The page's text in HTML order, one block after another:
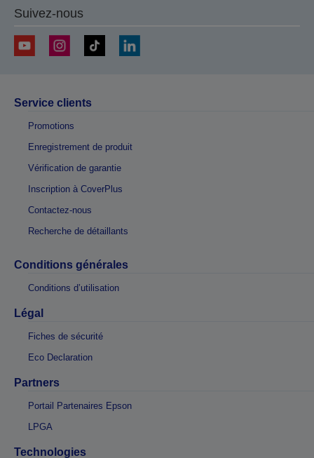
Suivez-nous
Service clients
Promotions
Enregistrement de produit
Vérification de garantie
Inscription à CoverPlus
Contactez-nous
Recherche de détaillants
Conditions générales
Conditions d’utilisation
Légal
Fiches de sécurité
Eco Declaration
Partners
Portail Partenaires Epson
LPGA
Technologies